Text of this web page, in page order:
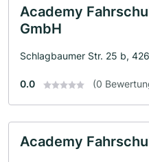
Academy
GmbH
Schlagbaumer Str. 25 b,
0.0 (0
Academy